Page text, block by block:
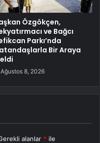
Özgökçen,
ve Bağcı
Parkı’nda
Bir Araya
Ağustos 8, 2026
alanlar * ile